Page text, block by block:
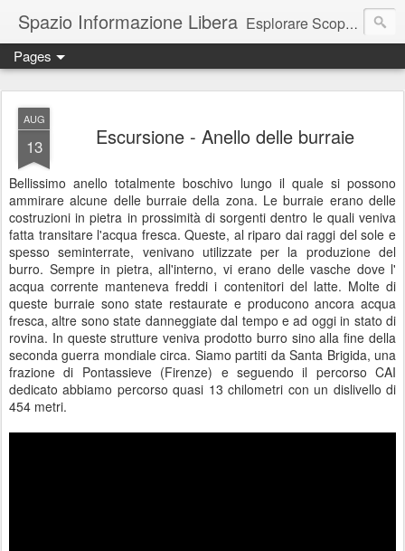
Spazio Informazione Libera Esplorare Scoprire Creare
Escursioni, viaggi, arte, tecnologia, attualità
Pages
AUG
13 Escursione - Anello delle burraie
Bellissimo anello totalmente boschivo lungo il quale si possono
ammirare alcune delle burraie della zona. Le burraie erano delle
costruzioni in pietra in prossimità di sorgenti dentro le quali veniva
fatta transitare l'acqua fresca. Queste, al riparo dai raggi del sole e
spesso seminterrate, venivano utilizzate per la produzione del
burro. Sempre in pietra, all'interno, vi erano delle vasche dove l'
acqua corrente manteneva freddi i contenitori del latte. Molte di
queste burraie sono state restaurate e producono ancora acqua
fresca, altre sono state danneggiate dal tempo e ad oggi in stato di
rovina. In queste strutture veniva prodotto burro sino alla fine della
seconda guerra mondiale circa. Siamo partiti da Santa Brigida, una
frazione di Pontassieve (Firenze) e seguendo il percorso CAI
dedicato abbiamo percorso quasi 13 chilometri con un dislivello di
454 metri.